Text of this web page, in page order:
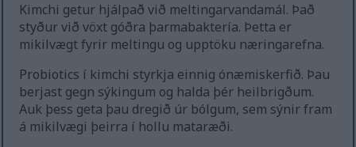
Kimchi getur hjálpað við meltingarvandamál. Það
styður við vöxt góðra þarmabaktería. Þetta er
mikilvægt fyrir meltingu og upptöku næringarefna.
Probiotics í kimchi styrkja einnig ónæmiskerfið. Þau
berjast gegn sýkingum og halda þér heilbrigðum.
Auk þess geta þau dregið úr bólgum, sem sýnir fram
á mikilvægi þeirra í hollu mataræði.